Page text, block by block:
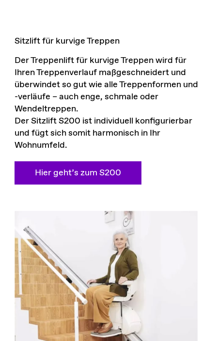
Sitzlift für kurvige Treppen
Der Treppenlift für kurvige Treppen wird für
Ihren Treppenverlauf maßgeschneidert und
überwindet so gut wie alle Treppenformen und
-verläufe – auch enge, schmale oder
Wendeltreppen.
Der Sitzlift S200 ist individuell konfigurierbar
und fügt sich somit harmonisch in Ihr
Wohnumfeld.
Hier geht’s zum S200